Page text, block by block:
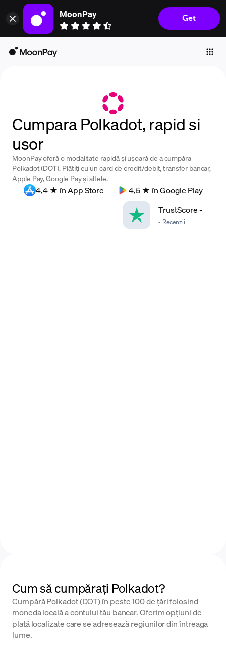
MoonPay
Get
Individuals
Company
Crypto Prices
Learn
Support
Cumpara Polkadot, rapid si
usor
MoonPay oferă o modalitate rapidă și ușoară de a cumpăra
Polkadot (DOT). Plătiți cu un card de credit/debit, transfer bancar,
Apple Pay, Google Pay și altele.
4,4 ★ în App Store
4,5 ★ în Google Play
TrustScore-
- Recenzii
Cum să cumpărați Polkadot?
Cumpără Polkadot (DOT) în peste 100 de țări folosind
moneda locală a contului tău bancar. Oferim opțiuni de
plată localizate care se adresează regiunilor din întreaga
lume.